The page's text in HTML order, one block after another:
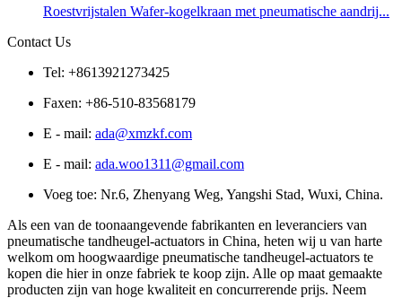
Roestvrijstalen Wafer-kogelkraan met pneumatische aandrij...
Contact Us
Tel: +8613921273425
Faxen: +86-510-83568179
E - mail: ada@xmzkf.com
E - mail: ada.woo1311@gmail.com
Voeg toe: Nr.6, Zhenyang Weg, Yangshi Stad, Wuxi, China.
Als een van de toonaangevende fabrikanten en leveranciers van
pneumatische tandheugel-actuators in China, heten wij u van harte
welkom om hoogwaardige pneumatische tandheugel-actuators te
kopen die hier in onze fabriek te koop zijn. Alle op maat gemaakte
producten zijn van hoge kwaliteit en concurrerende prijs. Neem